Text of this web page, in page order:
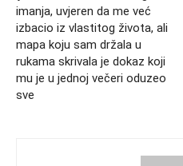
imanja, uvjeren da me već
izbacio iz vlastitog života, ali
mapa koju sam držala u
rukama skrivala je dokaz koji
mu je u jednoj večeri oduzeo
sve